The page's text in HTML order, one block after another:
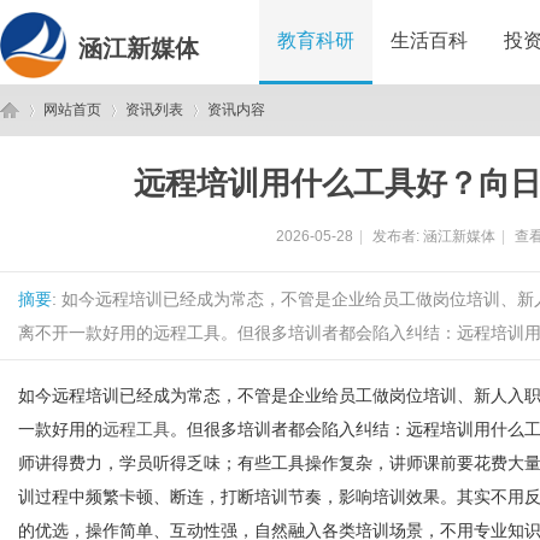
涵江新媒体 教育科研 生活百科 投
网站首页 资讯列表 资讯内容
远程培训用什么工具好？向
2026-05-28 发布者: 涵江新媒体 查
摘要: 如今远程培训已经成为常态，不管是企业给员工做岗位培训、
离不开一款好用的远程工具。但很多培训者都会陷入纠结：远程培训
如今远程培训已经成为常态，不管是企业给员工做岗位培训、新人入
一款好用的远程工具。但很多培训者都会陷入纠结：远程培训用什么
师讲得费力，学员听得乏味；有些工具操作复杂，讲师课前要花费大
训过程中频繁卡顿、断连，打断培训节奏，影响培训效果。其实不用
的优选，操作简单、互动性强，自然融入各类培训场景，不用专业知